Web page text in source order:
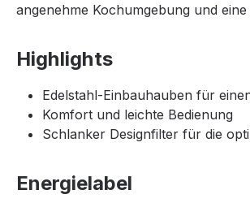
angenehme Kochumgebung und
Highlights
Edelstahl-Einbauhauben für
Komfort und leichte Bedienung
Schlanker Designfilter für die
Energielabel